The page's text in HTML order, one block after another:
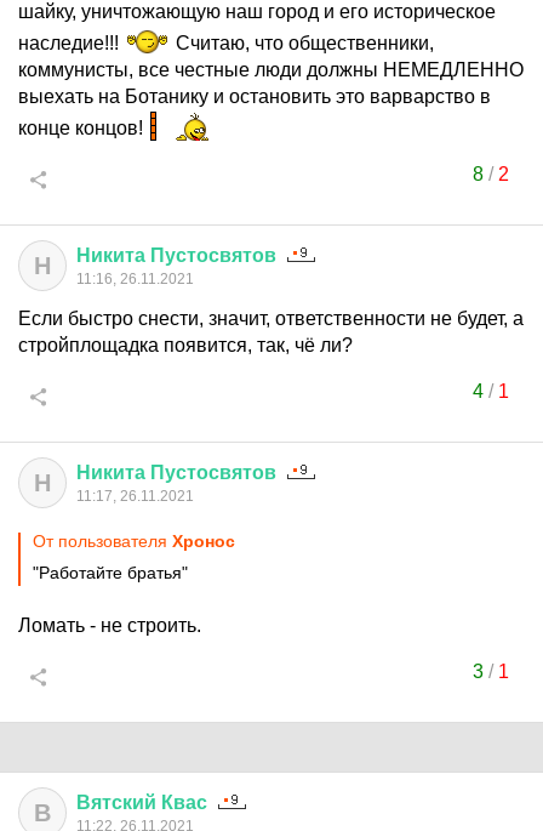
шайку, уничтожающую наш город и его историческое
наследие!!!
Считаю, что общественники,
коммунисты, все честные люди должны НЕМЕДЛЕННО
выехать на Ботанику и остановить это варварство в
конце концов!
8/ 2
Н Никита Пустосвятов
11:16, 26.11.2021
Если быстро снести, значит, ответственности не будет, а
стройплощадка появится, так, чё ли?
4/ 1
Н Никита Пустосвятов
11:17, 26.11.2021
От пользователя Хронос
"Работайте братья"
Ломать - не строить.
3/ 1
В Вятский Квас
11:22, 26.11.2021